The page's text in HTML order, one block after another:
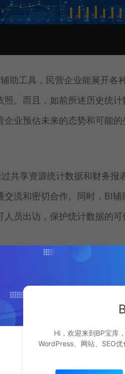
助工具，民营企业能展开各
。而且，如前所述历史统
业预估未来的态势和可能
共享资源统计数据和财务报
流和密切合作。同时，BI
员出访，保护统计数据的可
中也遭遇一些挑战。首先
策的结果也会受到影响。其
培训，民营企业须要具备
的工业网络网络平台，其中
冲洗、建模和预测统计数据
Hi，欢迎来到BP宝库
WordPress、网站、SEO